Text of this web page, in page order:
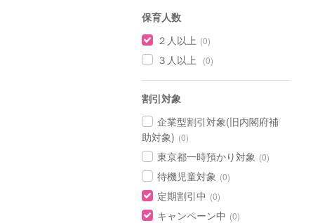
保育人数
２人以上 (0)
３人以上 (0)
割引対象
企業型割引対象(旧内閣府補
助対象) (0)
東京都一時預かり対象 (0)
待機児童対象 (0)
定期割引中 (0)
キャンペーン中 (0)